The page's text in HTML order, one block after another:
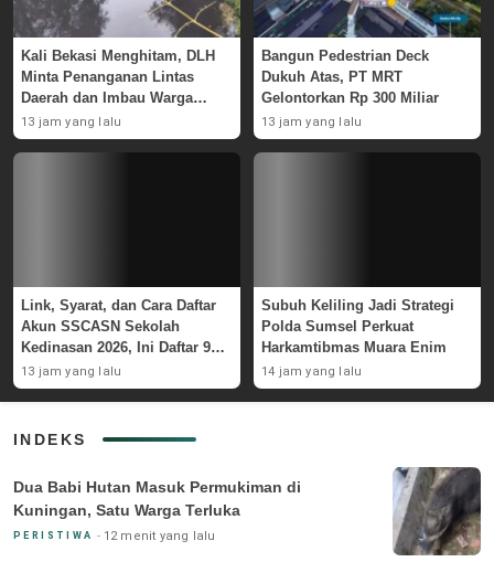
Kali Bekasi Menghitam, DLH
Minta Penanganan Lintas
Daerah dan Imbau Warga
Waspada
13 jam yang lalu
Bangun Pedestrian Deck
Dukuh Atas, PT MRT
Gelontorkan Rp 300 Miliar
13 jam yang lalu
Link, Syarat, dan Cara Daftar
Akun SSCASN Sekolah
Kedinasan 2026, Ini Daftar 9
Instansinya
13 jam yang lalu
Subuh Keliling Jadi Strategi
Polda Sumsel Perkuat
Harkamtibmas Muara Enim
14 jam yang lalu
INDEKS
Dua Babi Hutan Masuk Permukiman di
Kuningan, Satu Warga Terluka
PERISTIWA 12 menit yang lalu